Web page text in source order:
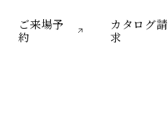
ご来場予
約
カタログ請
求